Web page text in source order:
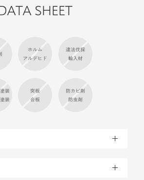
SHEET
ホルム
アルデヒド
違法伐採
輸入材
装
装
突板
合板
防カビ剤
防虫剤